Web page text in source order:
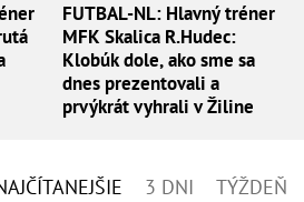
FUTBAL-NL: Hlavný tréner
MFK Skalica R.Hudec:
Klobúk dole, ako sme sa
dnes prezentovali a
prvýkrát vyhrali v Žiline
3 DNI TÝŽDEŇ